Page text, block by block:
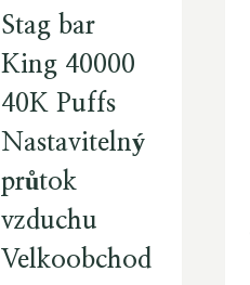
Stag bar
King 40000
40K Puffs
Nastavitelný
průtok
vzduchu
Velkoobchod